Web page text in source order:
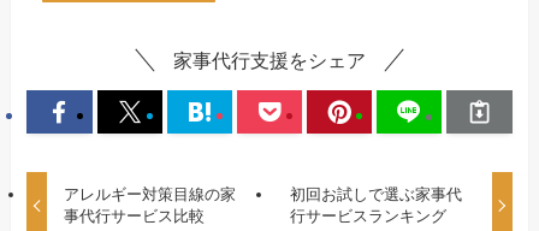
家事代行支援をシェア
アレルギー対策目線の家
事代行サービス比較
初回お試しで選ぶ家事代
行サービスランキング